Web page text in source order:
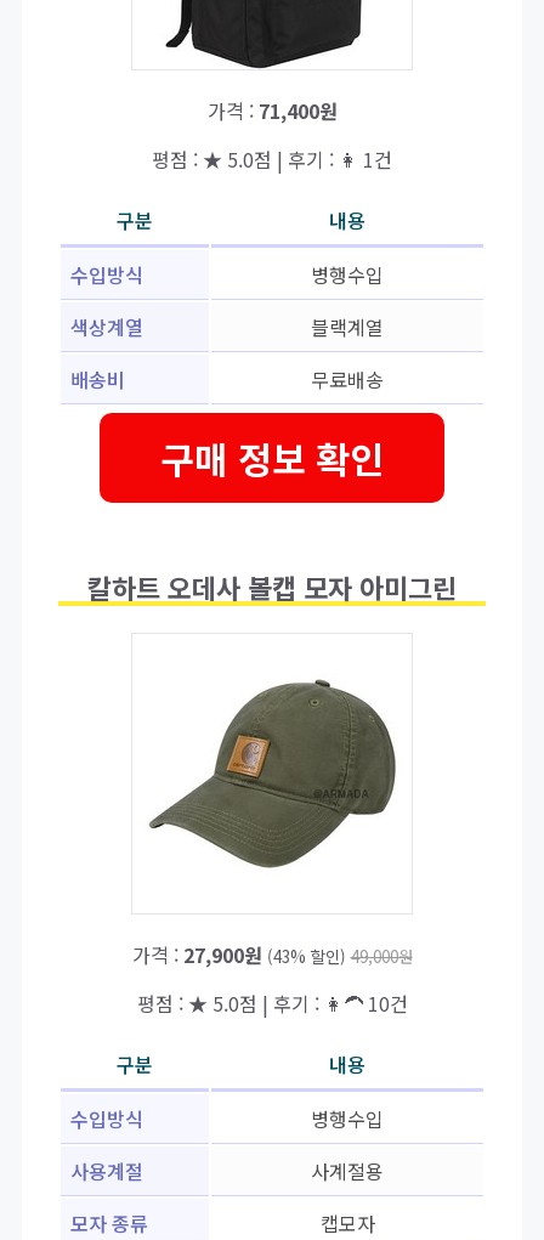
가격 : 71,400원
평점 : ★ 5.0점 | 후기 : 👩 1건
구분
내용
수입방식
병행수입
색상계열
블랙계열
배송비
무료배송
구매 정보 확인
칼하트 오데사 볼캡 모자 아미그린
가격 : 27,900원 (43% 할인) 49,000원
평점 : ★ 5.0점 | 후기 : 👩‍🦱 10건
구분
내용
수입방식
병행수입
사용계절
사계절용
모자 종류
캡모자